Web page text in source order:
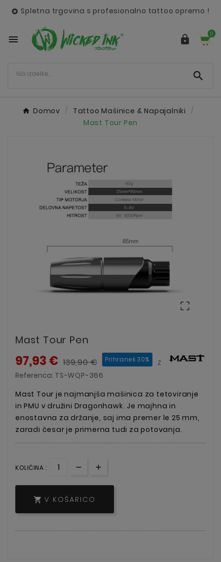
 Spletna trgovina s profesionalno tattoo opremo !
  0

Domov
Tattoo Mašinice & Napajalniki
Mast Tour Pen

Mast Tour Pen
97,93 € 139,90 € Prihranek 30% Z DDV
Referenca: TS-WQP-366
Mast Tour je najmanjša mašinica za tetoviranje
in PMU v družini Dragonhawk. Je majhna in
enostavna za držanje, saj ima premer le 25 mm,
zaradi česar je primerna tudi za potovanja.
KOLIČINA :
 V KOŠARICO